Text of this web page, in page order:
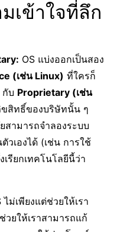
เข้าใจที่ลึก
OS แบ่งออกเป็นสอง
(เช่น Linux) ที่ใครก็
กับ Proprietary (เช่น
ขสิทธิ์ของบริษัทนั้น ๆ
สามารถจำลองระบบ
เองได้ (เช่น การใช้
รียกเทคโนโลยีนี้ว่า
ม่เพียงแต่ช่วยให้เรา
ยให้เราสามารถแก้